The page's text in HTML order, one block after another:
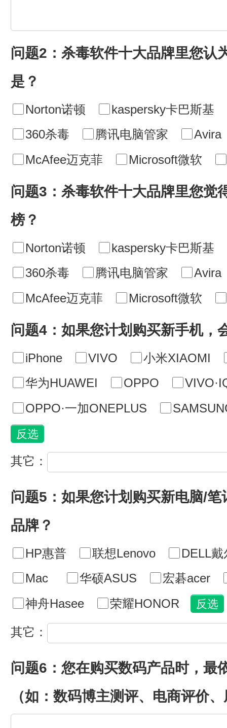
问题2：杀毒软件十大品牌里您认
是？
Norton诺顿
kaspersky卡巴斯基
360杀毒
腾讯电脑管家
Avira
McAfee迈克菲
Microsoft微软
问题3：杀毒软件十大品牌里您觉
榜？
Norton诺顿
kaspersky卡巴斯基
360杀毒
腾讯电脑管家
Avira
McAfee迈克菲
Microsoft微软
问题4：如果您计划购买新手机，
iPhone VIVO
小米XIAOMI
华为HUAWEI
OPPO
OPPO·一加ONEPLUS
其它：
问题5：如果您计划购买新电脑/
品牌？
HP惠普 联想Lenovo
DELL戴
Mac
华硕ASUS
宏碁acer
神舟Hasee
荣耀HONOR
其它：
问题6：您在购买数码产品时，最
（如：数码博主测评、电商评价